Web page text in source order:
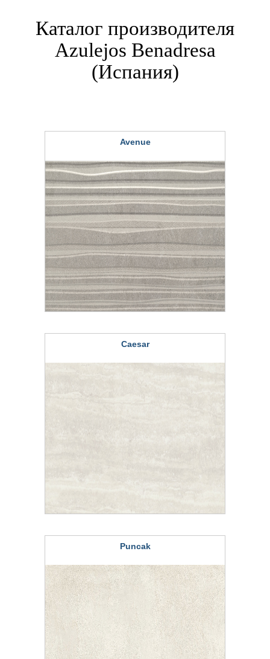
Каталог производителя
Azulejos Benadresa
(Испания)
Avenue
Caesar
Puncak